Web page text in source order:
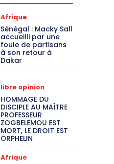
Afrique
Sénégal : Macky Sall
accueilli par une
foule de partisans
à son retour à
Dakar
libre opinion
HOMMAGE DU
DISCIPLE AU MAÎTRE
PROFESSEUR
ZOGBELEMOU EST
MORT, LE DROIT EST
ORPHELIN
Afrique